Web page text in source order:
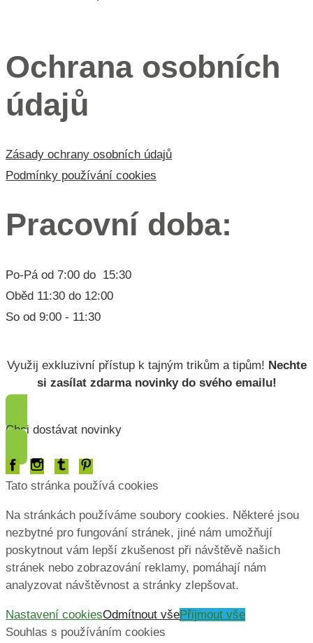
Ochrana osobních
údajů
Zásady ochrany osobních údajů
Podmínky používání cookies
Pracovní doba:
Po-Pá od 7:00 do 15:30
Oběd 11:30 do 12:00
So od 9:00 - 11:30
Využij exkluzivní přístup k tajným trikům a tipům! Nechte
si zasílat zdarma novinky do svého emailu!
Chci dostávat novinky
Tato stránka používá cookies
Na stránkách používáme soubory cookies. Některé jsou
nezbytné pro fungování stránek, jiné nám umožňují
poskytnout vám lepší zkušenost při návštěvě našich
stránek nebo zobrazování reklamy, pomáhají nám
analyzovat návštěvnost a stránky zlepšovat.
Nastavení cookiesOdmítnout všePřijmout vše
Souhlas s používáním cookies